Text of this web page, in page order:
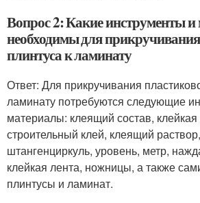
Вопрос 2: Какие инструменты
необходимы для
плинтуса к ламинату
Ответ: Для прикручивания
ламинату потребуются следующие
материалы: клеящий состав, клейкая
строительный клей, клеящий
штангенциркуль, уровень, метр,
клейкая лента, ножницы, а также
плинтусы и ламинат.